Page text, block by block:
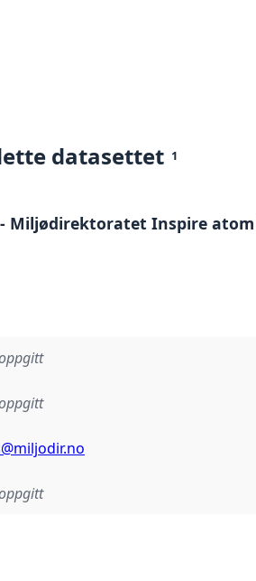
datasettet 1
Miljødirektoratet Inspire atom